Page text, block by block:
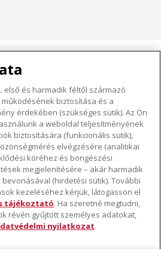
első és harmadik féltől származó
biztosítása és a
érdekében (szükséges sütik). Az Ön
a weboldal teljesítményének
biztosítására (funkcionális sütik),
elvégzésére (analitikai
köréhez és böngészési
megjelenítésére – akár harmadik
(hirdetési sütik). További
kezeléséhez kérjük, látogasson el
tájékoztató. Ha szeretné megtudni,
révén gyűjtött személyes adatokat,
nyilatkozat.